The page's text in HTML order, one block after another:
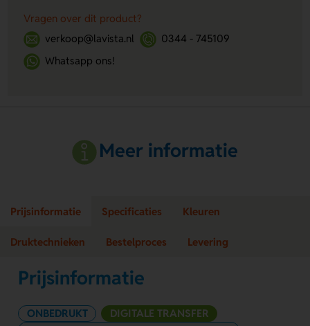
Vragen over dit product?
verkoop@lavista.nl
0344 - 745109
Whatsapp ons!
Meer informatie
Prijsinformatie Specificaties Kleuren
Druktechnieken Bestelproces Levering
Prijsinformatie
ONBEDRUKT
DIGITALE TRANSFER